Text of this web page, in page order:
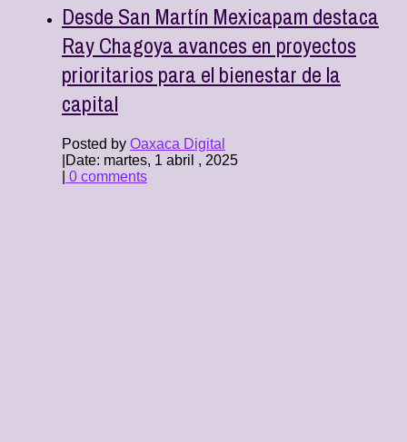
Desde San Martín Mexicapam destaca
Ray Chagoya avances en proyectos
prioritarios para el bienestar de la
capital
Posted by Oaxaca Digital
Date: martes, 1 abril , 2025
0 comments